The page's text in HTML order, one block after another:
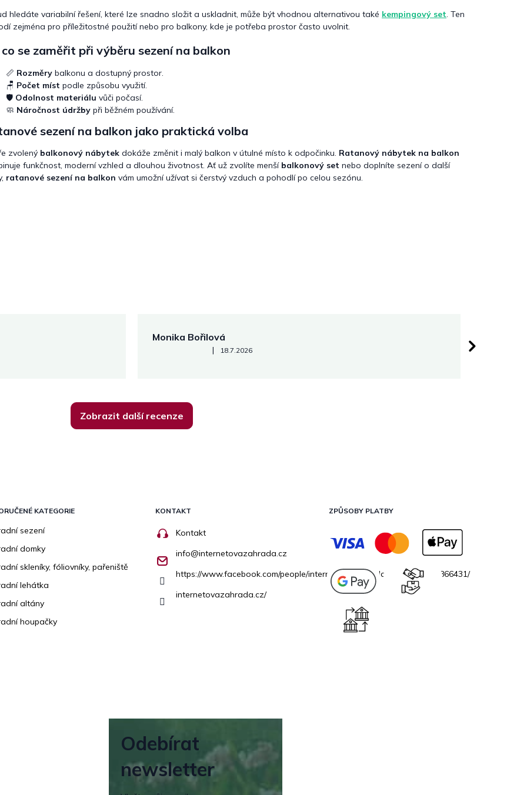
hledáte variabilní řešení, které lze snadno složit a uskladnit, může být vhodnou alternativou také kempingový set. Ten
zejména pro příležitostné použití nebo pro balkony, kde je potřeba prostor často uvolnit.
se zaměřit při výběru sezení na balkon
📏 Rozměry balkonu a dostupný prostor.
🪑 Počet míst podle způsobu využití.
🛡️ Odolnost materiálu vůči počasí.
🧼 Náročnost údržby při běžném používání.
sezení na balkon jako praktická volba
zvolený balkonový nábytek dokáže změnit i malý balkon v útulné místo k odpočinku. Ratanový nábytek na balkon
funkčnost, moderní vzhled a dlouhou životnost. Ať už zvolíte menší balkonový set nebo doplníte sezení o další
ratanové sezení na balkon vám umožní užívat si čerstvý vzduch a pohodlí po celou sezónu.
Monika Bořilová
Hodnocení obchodu je 5 z 5 hvězdiček.
| 18.7.2026
Zobrazit další recenze
KATEGORIE
sezení
domky
skleníky, fóliovníky, pařeniště
lehátka
altány
houpačky
KONTAKT
Kontakt
info@internetovazahrada.cz
https://www.facebook.com/people/internetovazahradacz/100069706866431/
internetovazahrada.cz/
ZPŮSOBY PLATBY
Odebírat
newsletter